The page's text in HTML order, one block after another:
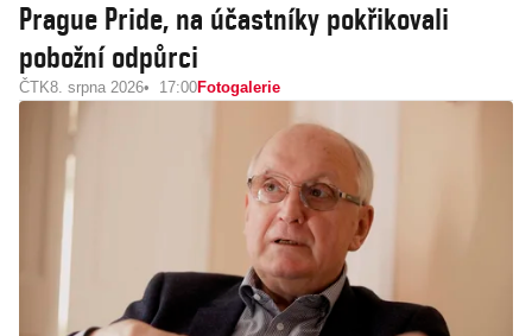
Prague Pride, na účastníky pokřikovali
pobožní odpůrci
ČTK8. srpna 2026 17:00Fotogalerie